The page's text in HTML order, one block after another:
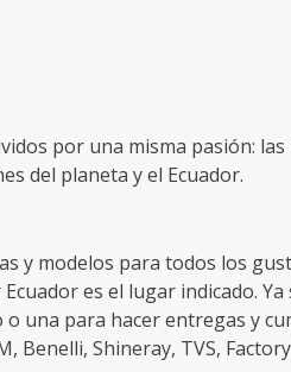
por una misma pasión:
del planeta y el Ecuador.
y modelos para todos los
es el lugar indicado.
para hacer entregas y
Benelli, Shineray, TVS,